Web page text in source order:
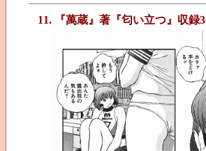
11. 『萬蔵』著『匂い立つ』収録3